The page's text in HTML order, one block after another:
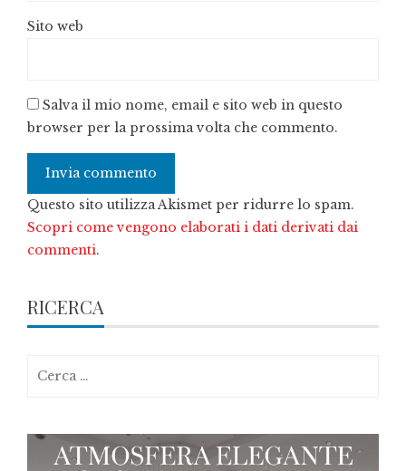
Sito web
Salva il mio nome, email e sito web in questo
browser per la prossima volta che commento.
Questo sito utilizza Akismet per ridurre lo spam.
Scopri come vengono elaborati i dati derivati dai
commenti.
RICERCA